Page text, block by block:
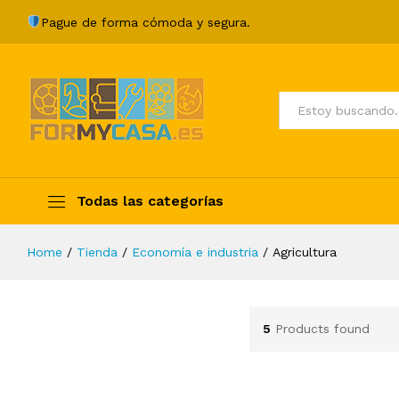
Pague de forma cómoda y segura.
Todos
Todas las categorías
Home / Tienda / Economía e industria / Agricultura
5 Products found